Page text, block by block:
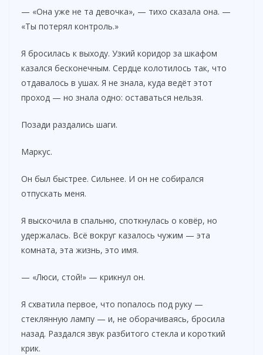
— «Она уже не та девочка», — тихо сказала она. —
«Ты потерял контроль.»
Я бросилась к выходу. Узкий коридор за шкафом
казался бесконечным. Сердце колотилось так, что
отдавалось в ушах. Я не знала, куда ведёт этот
проход — но знала одно: оставаться нельзя.
Позади раздались шаги.
Маркус.
Он был быстрее. Сильнее. И он не собирался
отпускать меня.
Я выскочила в спальню, споткнулась о ковёр, но
удержалась. Всё вокруг казалось чужим — эта
комната, эта жизнь, это имя.
— «Люси, стой!» — крикнул он.
Я схватила первое, что попалось под руку —
стеклянную лампу — и, не оборачиваясь, бросила
назад. Раздался звук разбитого стекла и короткий
крик.